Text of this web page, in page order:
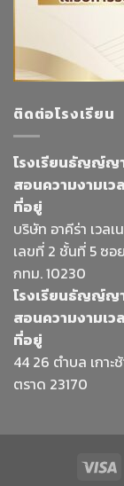
ติดต่อโรงเรียน
โรงเรียนธัญญ์
สอนความงามเว
ที่อยู่
บริษัท อาคีร่า เวล
เลขที่ 2 ชั้นที่ 5 ซอ
กทม. 10230
โรงเรียนธัญญ์
สอนความงามเว
ที่อยู่
44 26 ตำบล เกาะช้
ตราด 23170